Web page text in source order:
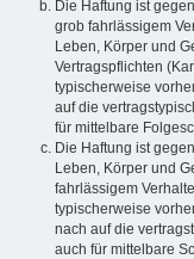
Die Haftung ist
grob fahrlässigem
Leben, Körper und
Vertragspflichten
typischerweise
auf die
für mittelbare
Die Haftung ist
Leben, Körper und
fahrlässigem
typischerweise
nach auf die
auch für mittelbare